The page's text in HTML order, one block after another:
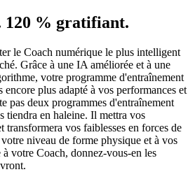
120 % gratifiant.
le Coach numérique le plus intelligent
Grâce à une IA améliorée et à une
votre programme d'entraînement
encore plus adapté à vos performances et
pas deux programmes d'entraînement
tiendra en haleine. Il mettra vos
transformera vos faiblesses en forces de
niveau de forme physique et à vos
votre Coach, donnez-vous-en les